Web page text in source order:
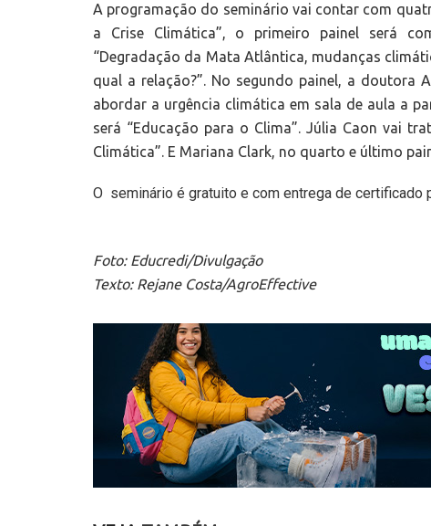
A programação do seminário vai contar com
a Crise Climática”, o primeiro painel será
“Degradação da Mata Atlântica, mudanças
qual a relação?”. No segundo painel, a doutora
abordar a urgência climática em sala de aula a
será “Educação para o Clima”. Júlia Caon vai
Climática”. E Mariana Clark, no quarto e último
O seminário é gratuito e com entrega de certificado
Foto: Educredi/Divulgação
Texto: Rejane Costa/AgroEffective